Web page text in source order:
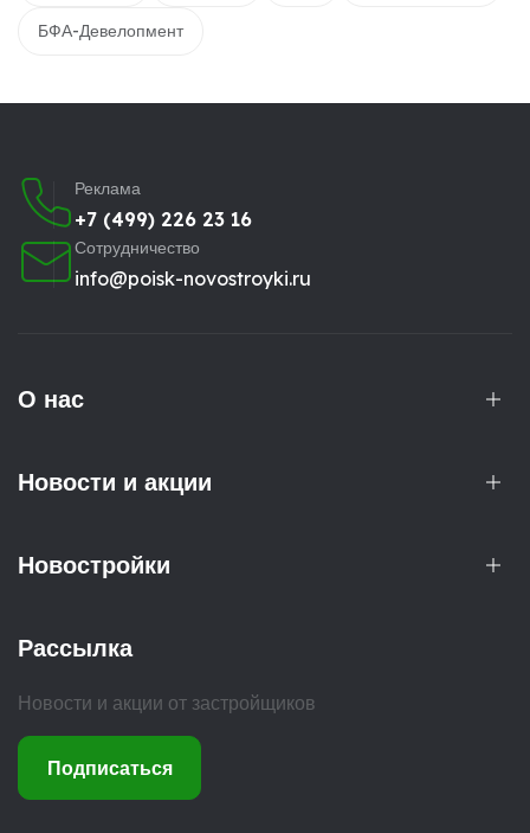
БФА-Девелопмент
Реклама
+7 (499) 226 23 16
Сотрудничество
info@poisk-novostroyki.ru
О нас
Новости и акции
Новостройки
Рассылка
Новости и акции от застройщиков
Подписаться